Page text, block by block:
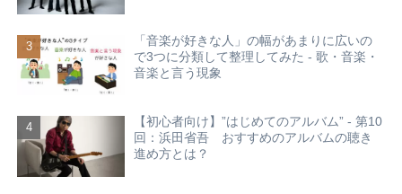
「音楽が好きな人」の幅があまりに広いの
で3つに分類して整理してみた - 歌・音楽・
音楽と言う現象
【初心者向け】”はじめてのアルバム” - 第10
回：浜田省吾 おすすめのアルバムの聴き
進め方とは？